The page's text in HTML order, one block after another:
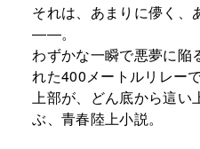
それは、あまりに儚く、
――。
わずかな一瞬で悪夢に陥
れた400メートルリレー
上部が、どん底から這い
ぶ、青春陸上小説。